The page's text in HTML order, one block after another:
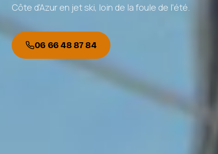
Côte d'Azur en jet ski, loin de la foule de l'été.
06 66 48 87 84